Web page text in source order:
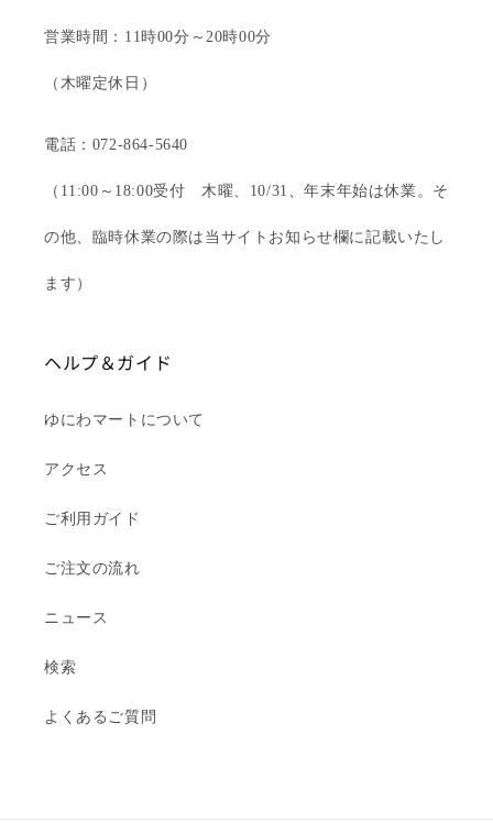
営業時間：11時00分～20時00分
（木曜定休日）
電話：072-864-5640
（11:00～18:00受付 木曜、10/31、年末年始は休業。そ
の他、臨時休業の際は当サイトお知らせ欄に記載いたし
ます）
ヘルプ＆ガイド
ゆにわマートについて
アクセス
ご利用ガイド
ご注文の流れ
ニュース
検索
よくあるご質問